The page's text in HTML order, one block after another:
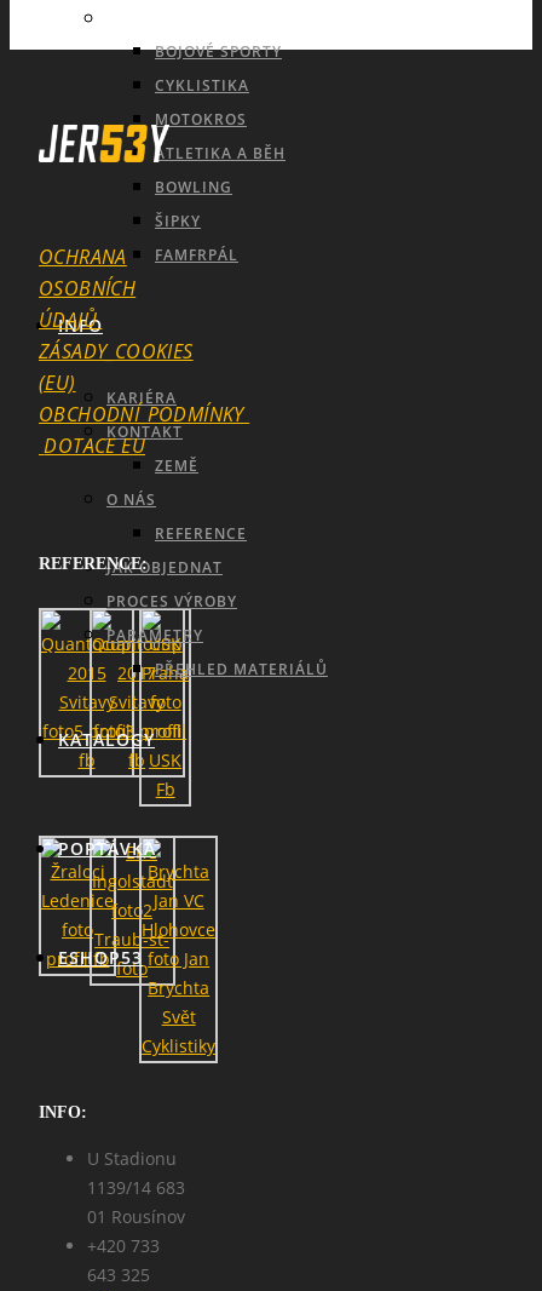
BOJOVÉ SPORTY
CYKLISTIKA
MOTOKROS
ATLETIKA A BĚH
BOWLING
ŠIPKY
FAMFRPÁL
INFO
KARIÉRA
KONTAKT
ZEMĚ
O NÁS
REFERENCE
JAK OBJEDNAT
PROCES VÝROBY
PARAMETRY
PŘEHLED MATERIÁLŮ
KATALOGY
POPTÁVKA
ESHOP53
OCHRANA
OSOBNÍCH
ÚDAJŮ
ZÁSADY_COOKIES
(EU)
OBCHODNÍ_PODMÍNKY
DOTACE EU
REFERENCE:
INFO:
U Stadionu
1139/14 683
01 Rousínov
+420 733
643 325